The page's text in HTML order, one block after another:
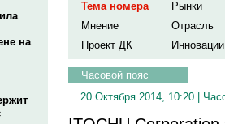
на
Тема номера
Рынки
Мнение
Отрасль
Проект ДК
Инновации
Часовой пояс
20 Октября 2014, 10:20 |